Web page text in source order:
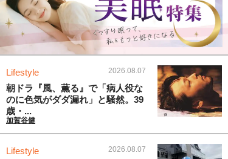
Lifestyle 2026.08.07
朝ドラ『風、薫る』で「病人役な
のに色気がダダ漏れ」と騒然。39
歳・...
加賀谷健
Lifestyle 2026.08.07